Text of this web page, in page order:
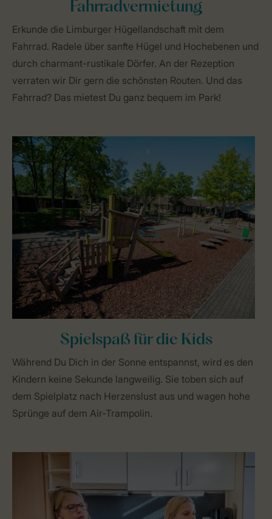
Fahrradvermietung
Erkunde die Limburger Hügellandschaft mit dem
Fahrrad. Radele über sanfte Hügel und Hochebenen und
durch charmant-rustikale Dörfer. An der Rezeption
verraten wir Dir gern die schönsten Routen. Und das
Fahrrad? Das mietest Du ganz bequem im Park!
Spielspaß für die Kids
Während Du Dich in der Sonne entspannst, wird es den
Kindern keine Sekunde langweilig. Sie toben sich auf
dem Spielplatz nach Herzenslust aus und wagen hohe
Sprünge auf dem Air-Trampolin.